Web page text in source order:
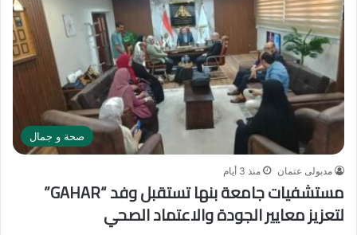
صحة و جمال
مدبولى عتمان منذ 3 أيام
مستشفيات جامعة بنها تستقبل وفد “GAHAR”
لتعزيز معايير الجودة والاعتماد الصحي